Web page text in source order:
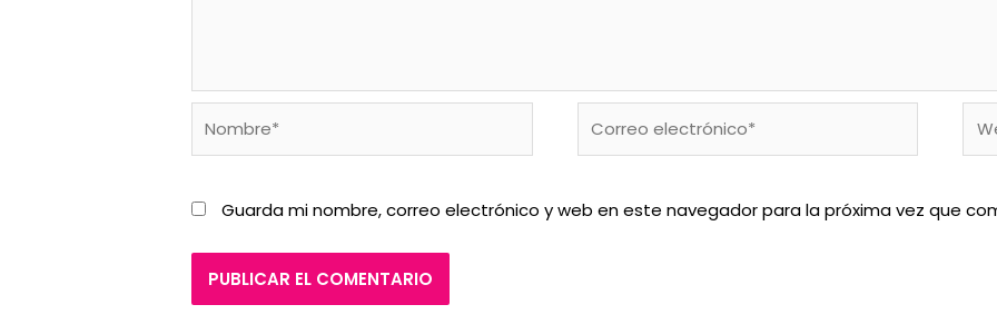
electrónico*
Guarda mi nombre, correo electrónico y web en este navegador para la próxima vez que